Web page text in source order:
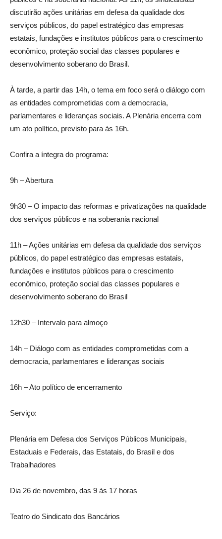
discutirão ações unitárias em defesa da qualidade dos
serviços públicos, do papel estratégico das empresas
estatais, fundações e institutos públicos para o crescimento
econômico, proteção social das classes populares e
desenvolvimento soberano do Brasil.
À tarde, a partir das 14h, o tema em foco será o diálogo com
as entidades comprometidas com a democracia,
parlamentares e lideranças sociais. A Plenária encerra com
um ato político, previsto para às 16h.
Confira a íntegra do programa:
9h – Abertura
9h30 – O impacto das reformas e privatizações na qualidade
dos serviços públicos e na soberania nacional
11h – Ações unitárias em defesa da qualidade dos serviços
públicos, do papel estratégico das empresas estatais,
fundações e institutos públicos para o crescimento
econômico, proteção social das classes populares e
desenvolvimento soberano do Brasil
12h30 – Intervalo para almoço
14h – Diálogo com as entidades comprometidas com a
democracia, parlamentares e lideranças sociais
16h – Ato político de encerramento
Serviço:
Plenária em Defesa dos Serviços Públicos Municipais,
Estaduais e Federais, das Estatais, do Brasil e dos
Trabalhadores
Dia 26 de novembro, das 9 às 17 horas
Teatro do Sindicato dos Bancários